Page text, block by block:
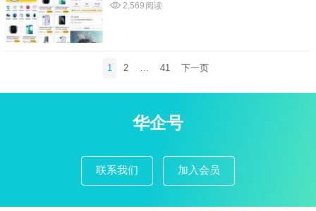
2,569 阅读
分
1 2 … 41 下一页
华企号
联系我们 加入会员